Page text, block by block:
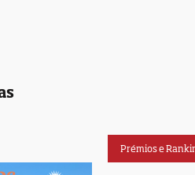
Prémios e